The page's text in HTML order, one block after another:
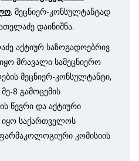
. მეცნიერ-კონსულტანტად
დაინიშნა.
აქტიურ საზოგადოებრივ
მრავალი სამეცნიერო
მეცნიერ-კონსულტანტი,
8 გამოცემის
წევრი და აქტიური
საქართველოს
კომისიის